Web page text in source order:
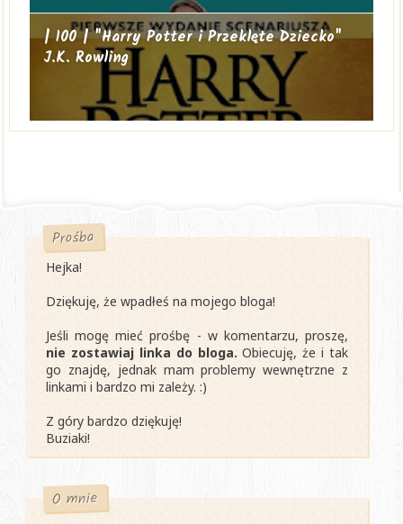
| 100 | "Harry Potter i Przeklęte Dziecko"
J.K. Rowling
Prośba
Hejka!
Dziękuję, że wpadłeś na mojego bloga!
Jeśli mogę mieć prośbę - w komentarzu, proszę,
nie zostawiaj linka do bloga. Obiecuję, że i tak
go znajdę, jednak mam problemy wewnętrzne z
linkami i bardzo mi zależy. :)
Z góry bardzo dziękuję!
Buziaki!
O mnie